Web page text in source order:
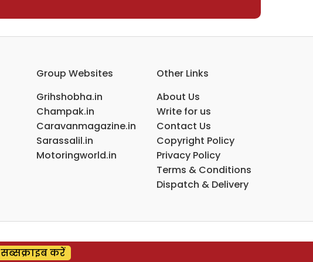
Group Websites
Grihshobha.in
Champak.in
Caravanmagazine.in
Sarassalil.in
Motoringworld.in
Other Links
About Us
Write for us
Contact Us
Copyright Policy
Privacy Policy
Terms & Conditions
Dispatch & Delivery
सब्सक्राइब करें